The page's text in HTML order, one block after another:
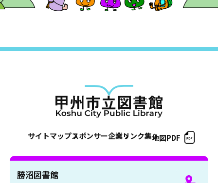
サイトマップスポンサー企業リンク集地図PDF
勝沼図書館